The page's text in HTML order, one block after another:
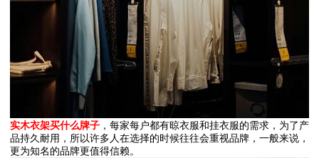
实木衣架买什么牌子 ，每家每户都有晾衣服和挂衣服的需求，为了产
品持久耐用，所以许多人在选择的时候往往会重视品牌，一般来说，
更为知名的品牌更值得信赖。